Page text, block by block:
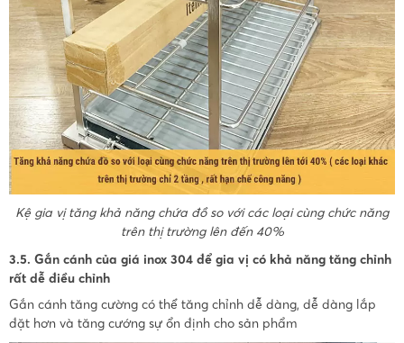
Kệ gia vị tăng khả năng chứa đồ so với các loại cùng chức năng
trên thị trường lên đến 40%
3.5. Gắn cánh của giá inox 304 để gia vị có khả năng tăng chỉnh
rất dễ điều chỉnh
Gắn cánh tăng cường có thể tăng chỉnh dễ dàng, dễ dàng lắp
đặt hơn và tăng cướng sự ổn định cho sản phẩm